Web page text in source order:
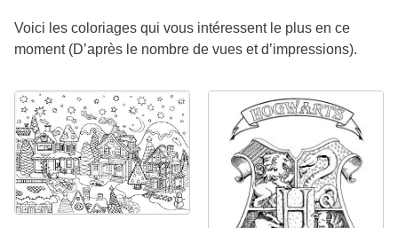
Voici les coloriages qui vous intéressent le plus en ce
moment (D’après le nombre de vues et d’impressions).